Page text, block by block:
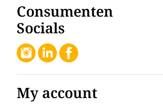
Consumenten
Socials
My account